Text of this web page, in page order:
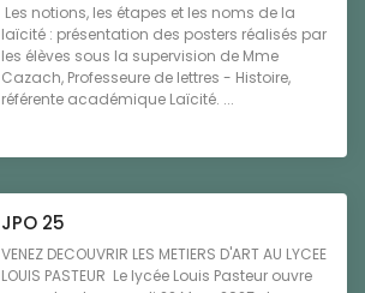
Les notions, les étapes et les noms de la
laïcité : présentation des posters réalisés par
les élèves sous la supervision de Mme
Cazach, Professeure de lettres - Histoire,
référente académique Laïcité. ...
JPO 25
VENEZ DECOUVRIR LES METIERS D'ART AU LYCEE
LOUIS PASTEUR Le lycée Louis Pasteur ouvre